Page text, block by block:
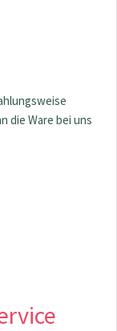
die Ware bei uns